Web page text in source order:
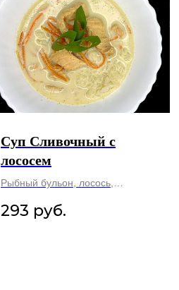
Суп Сливочный с
лососем
Рыбный бульон, лосось,
зеленый, морковь.
293 руб.